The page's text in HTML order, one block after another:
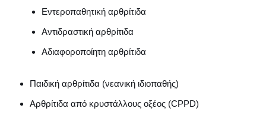
Εντεροπαθητική αρθρίτιδα
Αντιδραστική αρθρίτιδα
Αδιαφοροποίητη αρθρίτιδα
Παιδική αρθρίτιδα (νεανική ιδιοπαθής)
Αρθρίτιδα από κρυστάλλους οξέος (CPPD)